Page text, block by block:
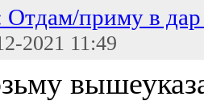
Отдам/приму в дар
2021 11:49